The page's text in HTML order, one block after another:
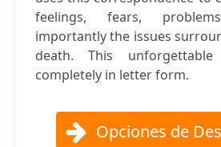
feelings, fears,
importantly the issues
death. This
completely in letter form.
Opciones de